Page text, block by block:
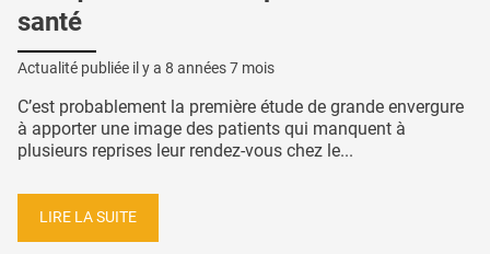
santé
Actualité publiée il y a 8 années 7 mois
C’est probablement la première étude de grande envergure
à apporter une image des patients qui manquent à
plusieurs reprises leur rendez-vous chez le...
LIRE LA SUITE